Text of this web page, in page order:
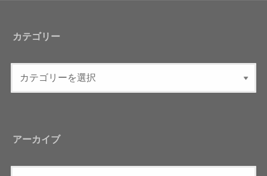
カテゴリー
アーカイブ